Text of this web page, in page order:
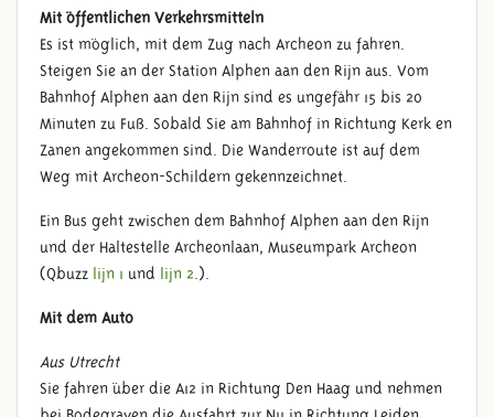
ANFAHRT & KONTAKT
Mit öffentlichen Verkehrsmitteln
Es ist möglich, mit dem Zug nach Archeon zu fahren.
Steigen Sie an der Station Alphen aan den Rijn aus. Vom
Bahnhof Alphen aan den Rijn sind es ungefähr 15 bis 20
Minuten zu Fuß. Sobald Sie am Bahnhof in Richtung Kerk en
Zanen angekommen sind. Die Wanderroute ist auf dem
Weg mit Archeon-Schildern gekennzeichnet.
Ein Bus geht zwischen dem Bahnhof Alphen aan den Rijn
und der Haltestelle Archeonlaan, Museumpark Archeon
(Qbuzz lijn 1 und lijn 2 .).
Mit dem Auto
Aus Utrecht
Sie fahren über die A12 in Richtung Den Haag und nehmen